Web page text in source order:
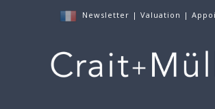
Newsletter | Valuation |